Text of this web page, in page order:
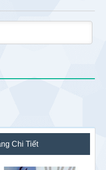
Chi Tiết